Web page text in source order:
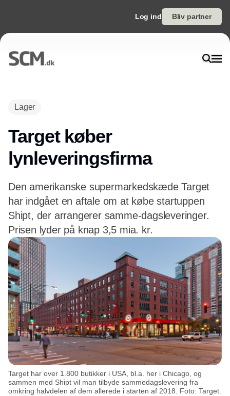
Log ind Bliv partner
Lager
Target køber
lynleveringsfirma
Den amerikanske supermarkedskæde Target
har indgået en aftale om at købe startuppen
Shipt, der arrangerer samme-dagsleveringer.
Prisen lyder på knap 3,5 mia. kr.
Target har over 1.800 butikker i USA, bl.a. her i Chicago, og
sammen med Shipt vil man tilbyde sammedagslevering fra
omkring halvdelen af dem allerede i starten af 2018. Foto: Target.